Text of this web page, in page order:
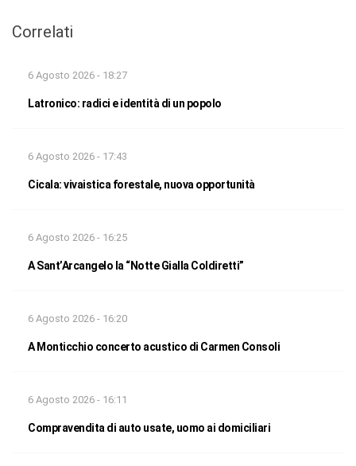
Correlati
6 Agosto 2026 - 18:27
Latronico: radici e identità di un popolo
6 Agosto 2026 - 17:43
Cicala: vivaistica forestale, nuova opportunità
6 Agosto 2026 - 16:25
A Sant’Arcangelo la “Notte Gialla Coldiretti”
6 Agosto 2026 - 16:20
A Monticchio concerto acustico di Carmen Consoli
6 Agosto 2026 - 16:11
Compravendita di auto usate, uomo ai domiciliari